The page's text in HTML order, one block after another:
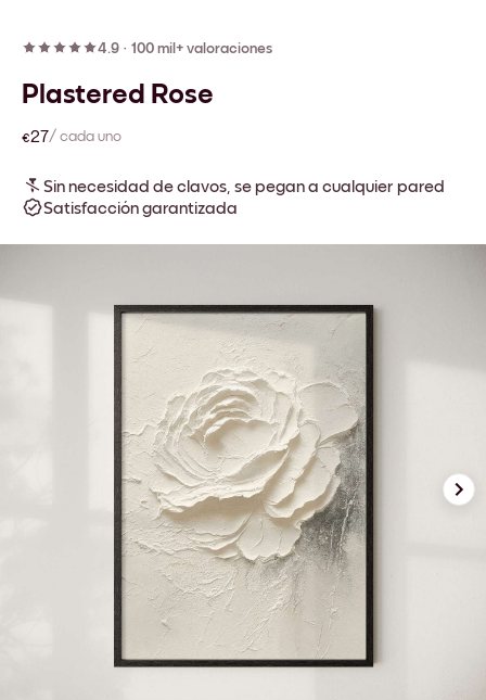
4.9 · 100 mil+ valoraciones
Plastered Rose
€27/ cada uno
Sin necesidad de clavos, se pegan a cualquier pared
Satisfacción garantizada